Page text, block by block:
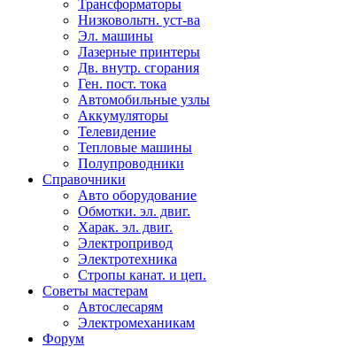
Трансформаторы
Низковольтн. уст-ва
Эл. машины
Лазерные принтеры
Дв. внутр. сгорания
Ген. пост. тока
Автомобильные узлы
Аккумуляторы
Телевидение
Тепловые машины
Полупроводники
Справочники
Авто оборудование
Обмотки. эл. двиг.
Харак. эл. двиг.
Электропривод
Электротехника
Стропы канат. и цеп.
Советы мастерам
Автослесарям
Электромеханикам
Форум